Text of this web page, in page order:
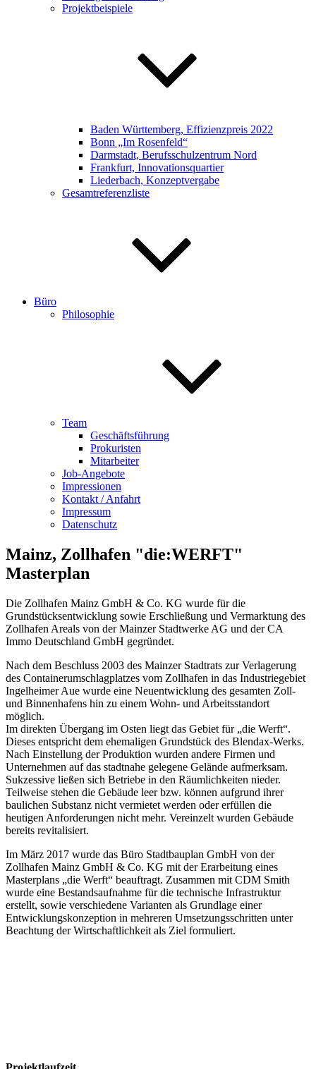
Projektbeispiele
Baden Württemberg, Effizienzpreis 2022
Bonn „Im Rosenfeld“
Darmstadt, Berufsschulzentrum Nord
Frankfurt, Innovationsquartier
Liederbach, Konzeptvergabe
Gesamtreferenzliste
Büro
Philosophie
Team
Geschäftsführung
Prokuristen
Mitarbeiter
Job-Angebote
Impressionen
Kontakt / Anfahrt
Impressum
Datenschutz
Mainz, Zollhafen "die:WERFT"
Masterplan
Die Zollhafen Mainz GmbH & Co. KG wurde für die
Grundstücksentwicklung sowie Erschließung und Vermarktung des
Zollhafen Areals von der Mainzer Stadtwerke AG und der CA
Immo Deutschland GmbH gegründet.
Nach dem Beschluss 2003 des Mainzer Stadtrats zur Verlagerung
des Containerumschlagplatzes vom Zollhafen in das Industriegebiet
Ingelheimer Aue wurde eine Neuentwicklung des gesamten Zoll-
und Binnenhafens hin zu einem Wohn- und Arbeitsstandort
möglich.
Im direkten Übergang im Osten liegt das Gebiet für „die Werft“.
Dieses entspricht dem ehemaligen Grundstück des Blendax-Werks.
Nach Einstellung der Produktion wurden andere Firmen und
Unternehmen auf das stadtnahe gelegene Gelände aufmerksam.
Sukzessive ließen sich Betriebe in den Räumlichkeiten nieder.
Teilweise stehen die Gebäude leer bzw. können aufgrund ihrer
baulichen Substanz nicht vermietet werden oder erfüllen die
heutigen Anforderungen nicht mehr. Vereinzelt wurden Gebäude
bereits revitalisiert.
Im März 2017 wurde das Büro Stadtbauplan GmbH von der
Zollhafen Mainz GmbH & Co. KG mit der Erarbeitung eines
Masterplans „die Werft“ beauftragt. Zusammen mit CDM Smith
wurde eine Bestandsaufnahme für die technische Infrastruktur
erstellt, sowie verschiedene Varianten als Grundlage einer
Entwicklungskonzeption in mehreren Umsetzungsschritten unter
Beachtung der Wirtschaftlichkeit als Ziel formuliert.